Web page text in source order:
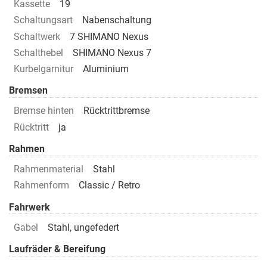
Kassette
19
Schaltungsart
Nabenschaltung
Schaltwerk
7 SHIMANO Nexus
Schalthebel
SHIMANO Nexus 7
Kurbelgarnitur
Aluminium
Bremsen
Bremse hinten
Rücktrittbremse
Rücktritt
ja
Rahmen
Rahmenmaterial
Stahl
Rahmenform
Classic / Retro
Fahrwerk
Gabel
Stahl, ungefedert
Laufräder & Bereifung